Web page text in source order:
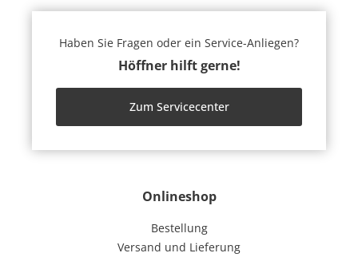
Onlineshop
Bestellung
Versand und Lieferung
Haben Sie Fragen oder ein Service-Anliegen?
Höffner hilft gerne!
Zum Servicecenter